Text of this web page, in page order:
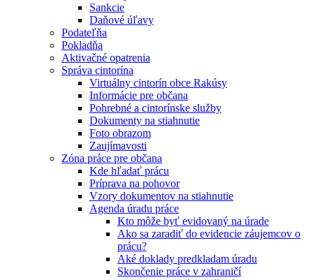
Sankcie
Daňové úľavy
Podateľňa
Pokladňa
Aktivačné opatrenia
Správa cintorína
Virtuálny cintorín obce Rakúsy
Informácie pre občana
Pohrebné a cintorínske služby
Dokumenty na stiahnutie
Foto obrazom
Zaujímavosti
Zóna práce pre občana
Kde hľadať prácu
Príprava na pohovor
Vzory dokumentov na stiahnutie
Agenda úradu práce
Kto môže byť evidovaný na úrade
Ako sa zaradiť do evidencie záujemcov o
prácu?
Aké doklady predkladam úradu
Skončenie práce v zahraničí